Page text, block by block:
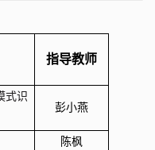
指导教师
式识
彭小燕
陈枫